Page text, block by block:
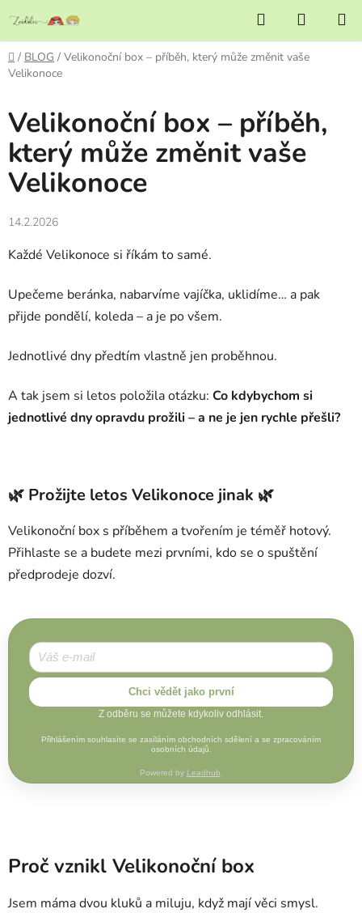
obsah
Hledat
KOŠÍK
Domů
/ BLOG / Velikonoční box – příběh, který může změnit vaše
Velikonoce
Velikonoční box – příběh,
který může změnit vaše
Velikonoce
14.2.2026
Každé Velikonoce si říkám to samé.
Upečeme beránka, nabarvíme vajíčka, uklidíme… a pak
přijde pondělí, koleda – a je po všem.
Jednotlivé dny předtím vlastně jen proběhnou.
A tak jsem si letos položila otázku: Co kdybychom si
jednotlivé dny opravdu prožili – a ne je jen rychle přešli?
🌿 Prožijte letos Velikonoce jinak 🌿
Velikonoční box s příběhem a tvořením je téměř hotový.
Přihlaste se a budete mezi prvními, kdo se o spuštění
předprodeje dozví.
Chci vědět jako první
Z odběru se můžete kdykoliv odhlásit.
Přihlášením souhlasíte se zasíláním obchodních sdělení a se zpracováním
osobních údajů.
Powered by Leadhub
Proč vznikl Velikonoční box
Jsem máma dvou kluků a miluju, když mají věci smysl.